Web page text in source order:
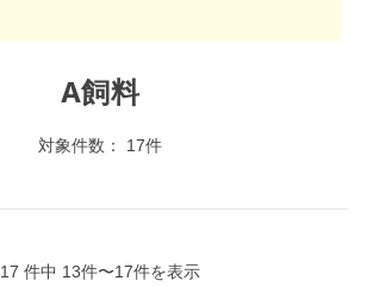
A飼料
対象件数： 17件
17 件中 13件〜17件を表示